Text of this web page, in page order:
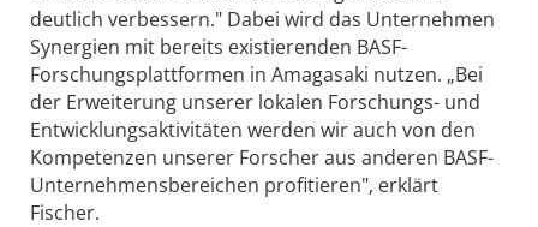
deutlich verbessern." Dabei wird das Unternehmen
Synergien mit bereits existierenden BASF-
Forschungsplattformen in Amagasaki nutzen. „Bei
der Erweiterung unserer lokalen Forschungs- und
Entwicklungsaktivitäten werden wir auch von den
Kompetenzen unserer Forscher aus anderen BASF-
Unternehmensbereichen profitieren", erklärt
Fischer.